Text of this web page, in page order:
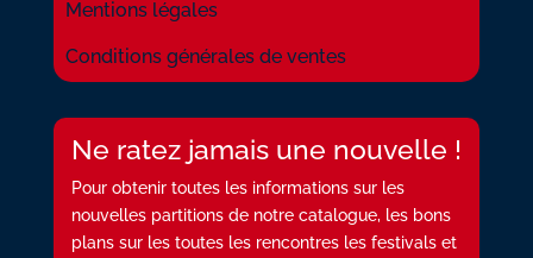
Mentions légales
Conditions générales de ventes
Ne ratez jamais une nouvelle !
Pour obtenir toutes les informations sur les
nouvelles partitions de notre catalogue, les bons
plans sur les toutes les rencontres les festivals et